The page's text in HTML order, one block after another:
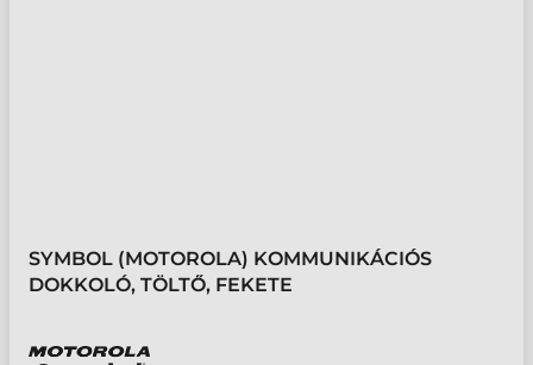
SYMBOL (MOTOROLA) KOMMUNIKÁCIÓS
DOKKOLÓ, TÖLTŐ, FEKETE